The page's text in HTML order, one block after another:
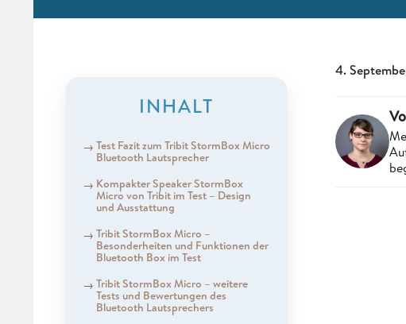
INHALT
Test Fazit zum Tribit StormBox Micro
Bluetooth Lautsprecher
Kompakter Speaker StormBox
Micro von Tribit im Test – Design
und Ausstattung
Tribit StormBox Micro –
Besonderheiten und Funktionen der
Bluetooth Box im Test
Tribit StormBox Micro – weitere
Tests und Bewertungen des
Bluetooth Lautsprechers
4.